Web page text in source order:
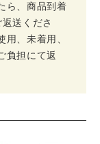
ら、商品到着
送くださ
、未着用、
負担にて返